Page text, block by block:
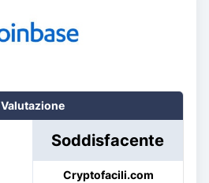
Valutazione
Soddisfacente
Cryptofacili.com